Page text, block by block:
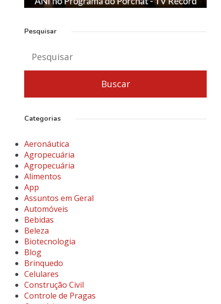
Pesquisar
Categorias
Aeronáutica
Agropecuária
Agropecuária
Alimentos
App
Assuntos em Geral
Automóveis
Bebidas
Beleza
Biotecnologia
Blog
Brinquedo
Celulares
Construção Civil
Controle de Pragas